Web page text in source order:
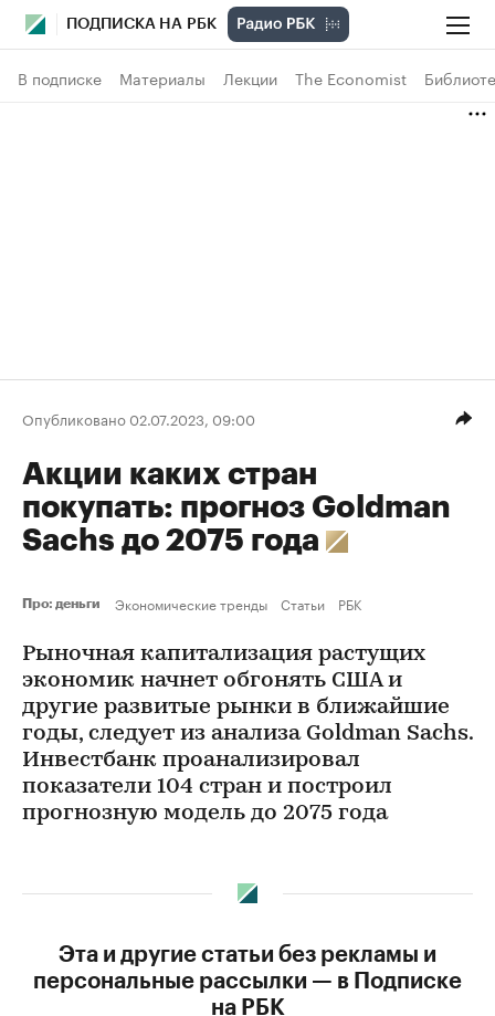
ПОДПИСКА НА РБК
В подписке Материалы Лекции The Economist
Опубликовано 02.07.2023, 09:00
Акции каких стран
покупать: прогноз Goldman
Sachs до 2075 года
Про: деньги Экономические тренды Статьи РБК
Рыночная капитализация растущих
экономик начнет обгонять США и
другие развитые рынки в ближайшие
годы, следует из анализа Goldman Sachs.
Инвестбанк проанализировал
показатели 104 стран и построил
прогнозную модель до 2075 года
Эта и другие статьи без рекламы и
персональные рассылки — в Подписке
на РБК